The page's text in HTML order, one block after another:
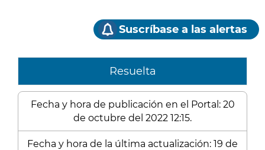
Suscríbase a las alertas
Resuelta
Fecha y hora de publicación en el Portal: 20
de octubre del 2022 12:15.
Fecha y hora de la última actualización: 19 de